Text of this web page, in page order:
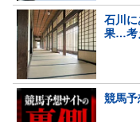
石川
果…考
競馬予